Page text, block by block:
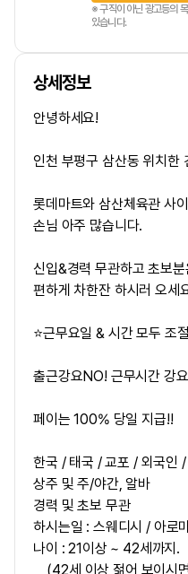
※ 구직이 아닌 광고등의
있습니다.
상세정보
안녕하세요!
인천 부평구 삼산동 위치
롯데마트와 삼산체육관 사
손님 아주 많습니다.
신입&경력 무관하고 초보
편하게 차한잔 하시러 오세
⭐근무요일 & 시간 모두 조
출근강요NO! 근무시간 강
페이는 100% 당일 지급!!
한국 / 태국 / 교포 / 외국인
상주 및 주/야간, 알바
경력 및 초보 무관
하시는일 : 스웨디시 / 아로
나이 : 21이상 ~ 42세까지.
(42세 이상 젊어 보이시